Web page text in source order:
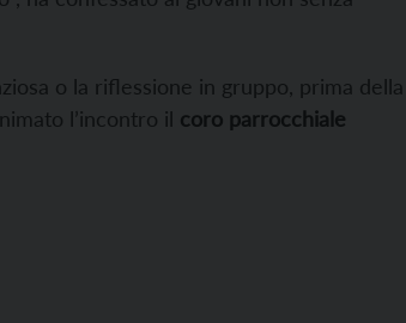
o la riflessione in gruppo, prima della
l’incontro il coro parrocchiale